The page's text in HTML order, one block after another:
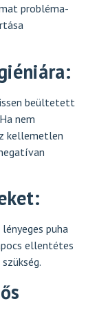
probléma-
beültetett
nem
kellemetlen
puha
ellentétes